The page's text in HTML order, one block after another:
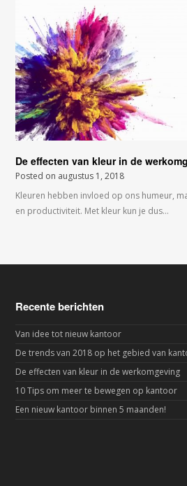
De effecten van kleur in de
Posted on augustus 1, 2018
Kleuren hebben invloed op ons humeur,
en productiviteit. Met kleur kun je dus…
Recente berichten
Van idee tot nieuw kantoor
De trends van 2018 op het gebied van
De effecten van kleur in de werkomgeving
10 Tips om meer te bewegen op kantoor
Een nieuw kantoor binnen 5 maanden!